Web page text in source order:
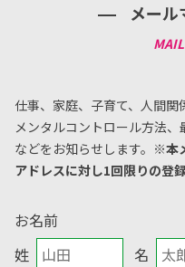
メール
仕事、家庭、子育て、人間関
メンタルコントロール方法、
などをお知らせします。 ※本
アドレスに対し1回限りの登
お名前
姓
名